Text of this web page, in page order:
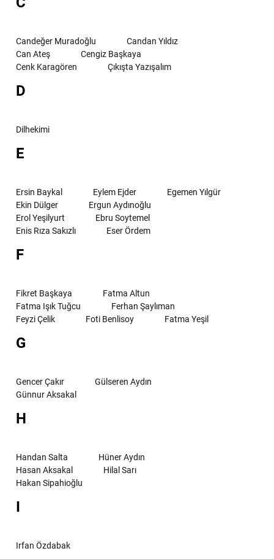
Candeğer Muradoğlu
Candan Yıldız
Can Ateş
Cengiz Başkaya
Cenk Karagören
Çıkışta Yazışalım
D
Dilhekimi
E
Ersin Baykal Eylem Ejder
Egemen Yılgür
Ekin Dülger
Ergun Aydınoğlu
Erol Yeşilyurt
Ebru Soytemel
Enis Rıza Sakızlı
Eser Ördem
F
Fikret Başkaya
Fatma Altun
Fatma Işık Tuğcu
Ferhan Şaylıman
Feyzi Çelik
Foti Benlisoy Fatma Yeşil
G
Gencer Çakır
Gülseren Aydın
Günnur Aksakal
H
Handan Salta
Hüner Aydın
Hasan Aksakal
Hilal Sarı
Hakan Sipahioğlu
I
Irfan Özdabak